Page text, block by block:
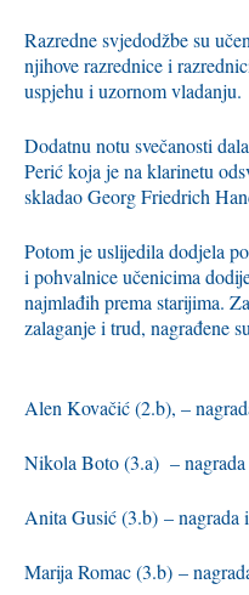
Razredne svjedodžbe su
njihove razrednice i
uspjehu i uzornom vladanju.
Dodatnu notu svečanosti
Perić koja je na klarinetu
skladao Georg Friedrich
Potom je uslijedila dodjela
i pohvalnice učenicima
najmlađih prema starijima.
zalaganje i trud, nagrađene
Alen Kovačić (2.b), –
Nikola Boto (3.a) – nagrada
Anita Gusić (3.b) – nagrada
Marija Romac (3.b) –